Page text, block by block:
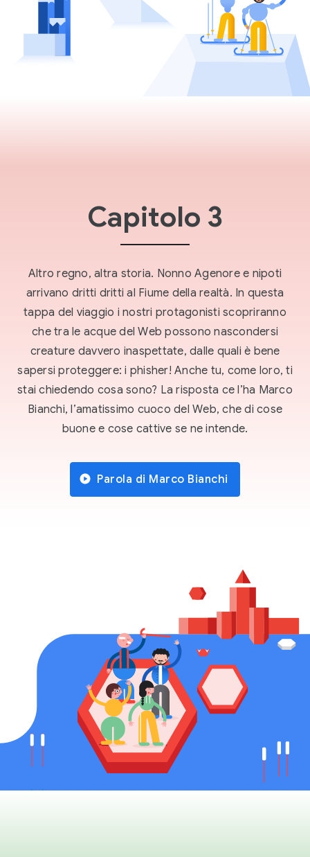
Capitolo 3
Altro regno, altra storia. Nonno Agenore e nipoti
arrivano dritti dritti al Fiume della realtà. In questa
tappa del viaggio i nostri protagonisti scopriranno
che tra le acque del Web possono nascondersi
creature davvero inaspettate, dalle quali è bene
sapersi proteggere: i phisher! Anche tu, come loro, ti
stai chiedendo cosa sono? La risposta ce l’ha Marco
Bianchi, l’amatissimo cuoco del Web, che di cose
buone e cose cattive se ne intende.
Parola di Marco Bianchi